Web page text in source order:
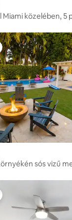
Miami közelében, 5
sós vizű